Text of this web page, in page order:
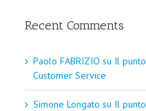
Recent Comments
Paolo FABRIZIO su Il
Customer Service
Simone Longato su Il